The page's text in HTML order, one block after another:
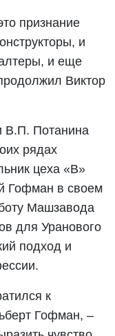
признание
и
и еще
Виктор
В.П. Потанина
рядах
цеха «В»
Гофман в своем
Машзавода
для Уранового
подход и
к
Гофман, –